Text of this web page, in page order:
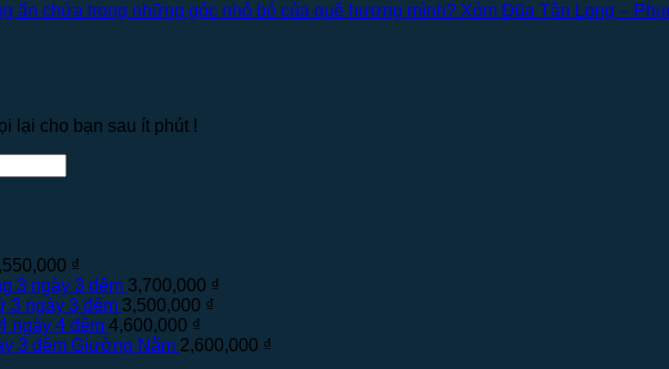
ẩn chứa trong những góc nhỏ bé của quê hương mình? Xóm Đũa Tân Long –
lại cho bạn sau ít phút !
₫
3 ngày 3 đêm 3,700,000 ₫
3 ngày 3 đêm 3,500,000 ₫
ngày 4 đêm 4,600,000 ₫
3 đêm Giường Nằm 2,600,000 ₫